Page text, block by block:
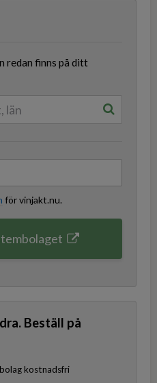
redan finns på ditt
för vinjakt.nu.
Beställ på
kostnadsfri